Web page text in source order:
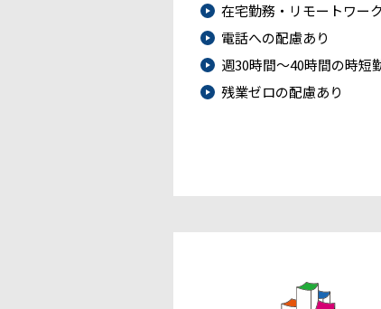
在宅勤務・リモートワー
電話への配慮あり
週30時間～40時間の時短
残業ゼロの配慮あり